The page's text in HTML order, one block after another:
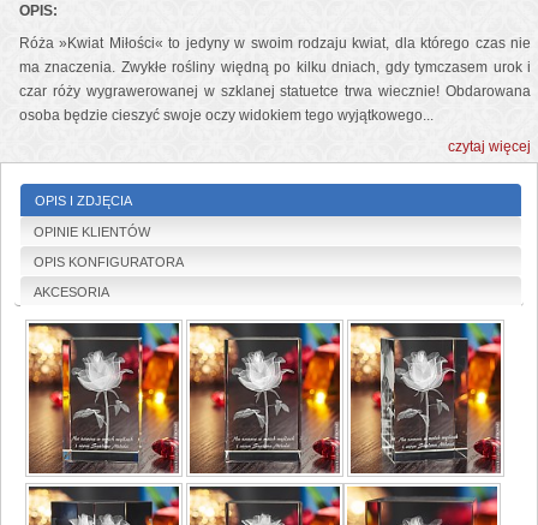
OPIS:
Róża »Kwiat Miłości« to jedyny w swoim rodzaju kwiat, dla którego czas nie
ma znaczenia. Zwykłe rośliny więdną po kilku dniach, gdy tymczasem urok i
czar róży wygrawerowanej w szklanej statuetce trwa wiecznie! Obdarowana
osoba będzie cieszyć swoje oczy widokiem tego wyjątkowego...
czytaj więcej
OPIS I ZDJĘCIA
OPINIE KLIENTÓW
OPIS KONFIGURATORA
AKCESORIA